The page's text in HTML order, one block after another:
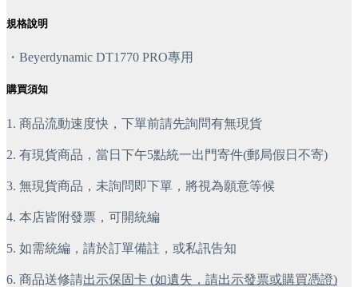
規格說明
・Beyerdynamic DT1770 PRO專用
購買須知
1. 商品流動速度快，下單前請先詢問有無現貨
2. 有現貨商品，當日下午5點統一出門寄件(郵局假日不寄)
3. 無現貨商品，未詢問即下單，將視為願意等候
4. 本店皆附發票，可開統編
5. 如需統編，請於訂單備註，或私訊告知
6. 商品送修請出示保固卡 (如遺失，請出示發票或購買憑證)